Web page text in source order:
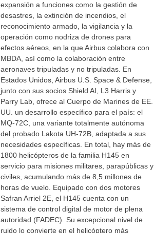
expansión a funciones como la gestión de
desastres, la extinción de incendios, el
reconocimiento armado, la vigilancia y la
operación como nodriza de drones para
efectos aéreos, en la que Airbus colabora con
MBDA, así como la colaboración entre
aeronaves tripuladas y no tripuladas. En
Estados Unidos, Airbus U.S. Space & Defense,
junto con sus socios Shield AI, L3 Harris y
Parry Lab, ofrece al Cuerpo de Marines de EE.
UU. un desarrollo específico para el país: el
MQ-72C, una variante totalmente autónoma
del probado Lakota UH-72B, adaptada a sus
necesidades específicas. En total, hay más de
1800 helicópteros de la familia H145 en
servicio para misiones militares, parapúblicas y
civiles, acumulando más de 8,5 millones de
horas de vuelo. Equipado con dos motores
Safran Arriel 2E, el H145 cuenta con un
sistema de control digital de motor de plena
autoridad (FADEC). Su excepcional nivel de
ruido lo convierte en el helicóptero más